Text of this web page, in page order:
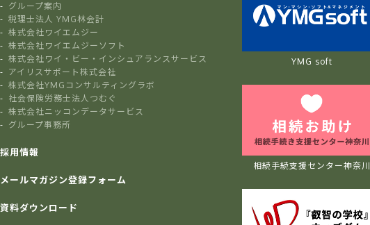
グループ案内
税理士法人 YMG林会計
株式会社ワイエムジー
株式会社ワイエムジーソフト
株式会社ワイ・ビー・インシュアランスサービス
アイリスサポート株式会社
株式会社YMGコンサルティングラボ
社会保険労務士法人つむぐ
株式会社ニッコンデータサービス
グループ事務所
採用情報
メールマガジン登録フォーム
資料ダウンロード
YMG soft
相続手続支援センター神奈川